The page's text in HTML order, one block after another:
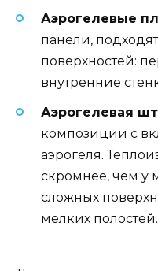
Аэрогелевые
панели,
поверхностей:
внутренние
Аэрогелевая
композиции с
аэрогеля.
скромнее, чем у
сложных
мелких полостей.